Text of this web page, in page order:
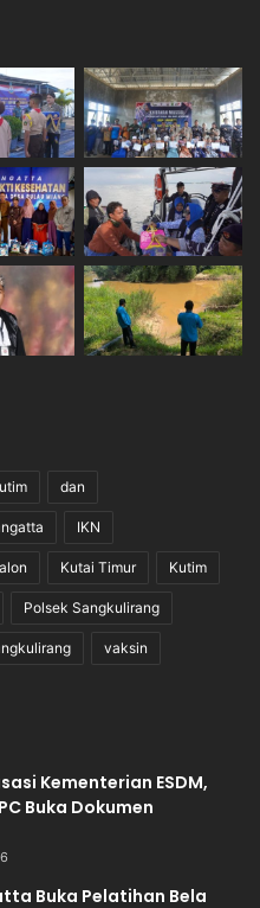
dan
IKN
Kutai Timur Kutim
Polsek Sangkulirang
vaksin
Kementerian ESDM,
Buka Dokumen
Buka Pelatihan Bela